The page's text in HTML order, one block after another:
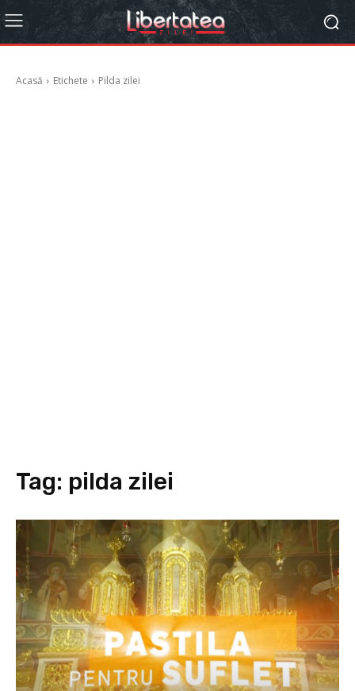
Acasă Etichete Pilda zilei
Tag: pilda zilei